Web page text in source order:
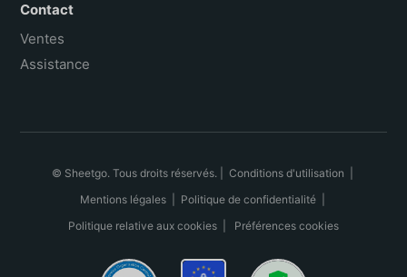
Contact
Ventes
Assistance
© Sheetgo. Tous droits réservés. | Conditions d'utilisation
Mentions légales| Politique de confidentialité|
Politique relative aux cookies
Préférences cookies